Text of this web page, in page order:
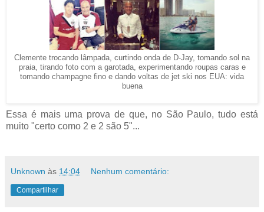
Clemente trocando lâmpada, curtindo onda de D-Jay, tomando sol na
praia, tirando foto com a garotada, experimentando roupas caras e
tomando champagne fino e dando voltas de jet ski nos EUA: vida
buena
Essa é mais uma prova de que, no São Paulo, tudo está
muito "certo como 2 e 2 são 5"...
Unknown às 14:04 Nenhum comentário:
Compartilhar